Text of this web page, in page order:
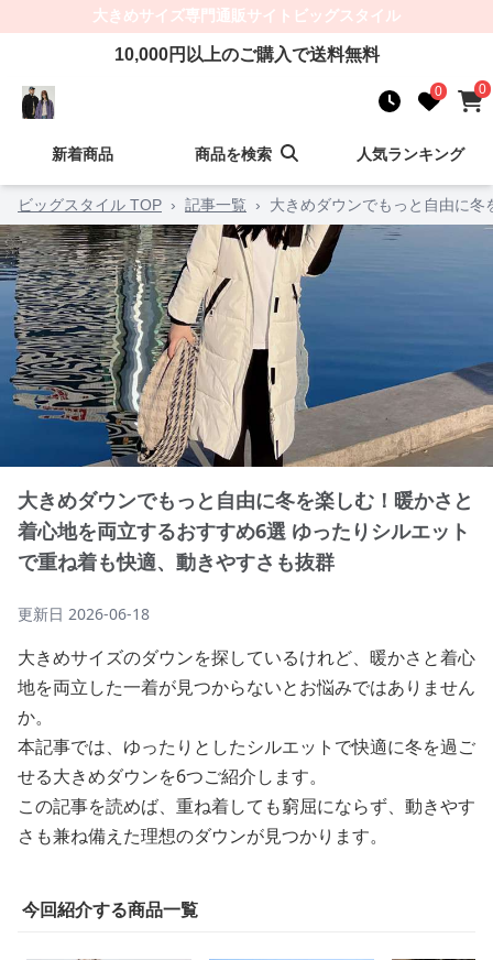
大きめサイズ専門通販サイト ビッグスタイル
10,000円以上のご購入で送料無料
0 0
新着商品 商品を検索 人気ランキング
ビッグスタイル TOP › 記事一覧 › 大きめダウンでもっと自由に
大きめダウンでもっと自由に冬を楽しむ！暖かさと
着心地を両立するおすすめ6選 ゆったりシルエット
で重ね着も快適、動きやすさも抜群
更新日 2026-06-18
大きめサイズのダウンを探しているけれど、暖かさと着心
地を両立した一着が見つからないとお悩みではありません
か。
本記事では、ゆったりとしたシルエットで快適に冬を過ご
せる大きめダウンを6つご紹介します。
この記事を読めば、重ね着しても窮屈にならず、動きやす
さも兼ね備えた理想のダウンが見つかります。
今回紹介する商品一覧